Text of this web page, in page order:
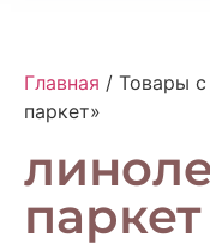
Главная / Товары
паркет»
паркет